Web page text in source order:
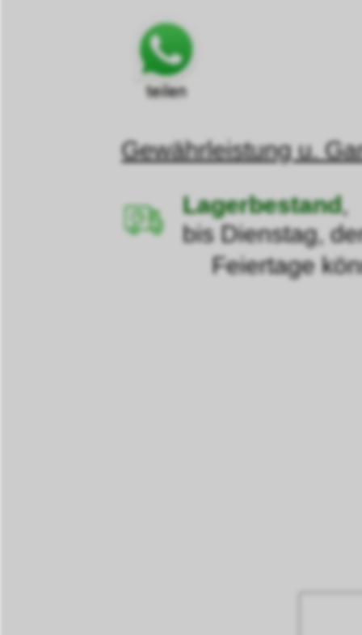
Gewährleistung u.
Lagerbestand,
bis Dienstag,
Feiertage